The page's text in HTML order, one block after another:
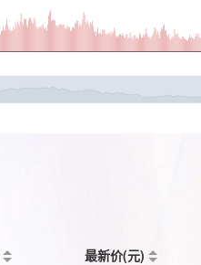
最新价(元)